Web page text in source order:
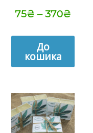
75₴ –370₴
До
кошика